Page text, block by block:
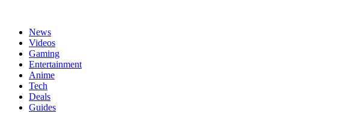
News
Videos
Gaming
Entertainment
Anime
Tech
Deals
Guides